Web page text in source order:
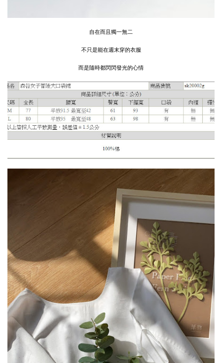
自在而且獨一無二
不只是能在週末穿的衣服
而是隨時都閃閃發光的心情